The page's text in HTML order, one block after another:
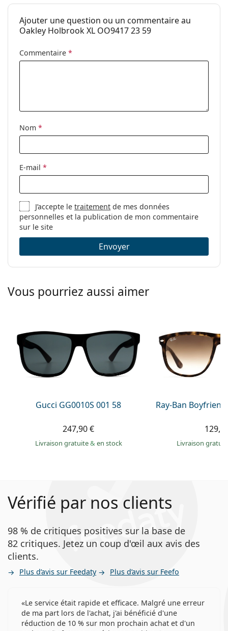
peuvent être livrés avec un sac en tissu au lieu d'un
chiffon.
Explorez la gamme complète delunettes de soleil
Catégorie:
Lunettes de soleil
Marque:
Oakley
Utilisation:
Sport:
Ajouter une question ou un commentaire au
Oakley Holbrook XL OO9417 23 59
Commentaire *
Nom *
E-mail *
J’accepte letraitement de mes données
personnelles et la publication de mon commentaire
sur le site
Envoyer
Vous pourriez aussi aimer
Gucci GG0010S 001 58
247,90 €
Livraison gratuite& en stock
Ray-Ban
Livraison
Vérifié par nos clients
98 % de critiques positives sur la base de
82 critiques. Jetez un coup d'œil aux avis des
clients.
Plus d’avis sur Feedaty Plus d’avis sur Feefo
Le service était rapide et efficace. Malgré une erreur
de ma part lors de l'achat, j'ai bénéficié d'une
réduction de 10 % sur mon prochain achat et d'un